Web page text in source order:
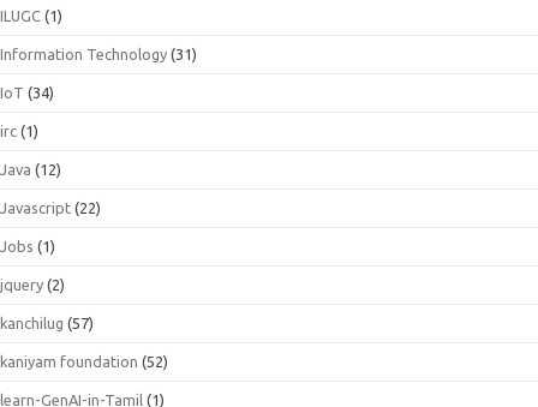
ILUGC (1)
Information Technology (31)
IoT (34)
irc (1)
Java (12)
Javascript (22)
Jobs (1)
jquery (2)
kanchilug (57)
kaniyam foundation (52)
learn-GenAI-in-Tamil (1)